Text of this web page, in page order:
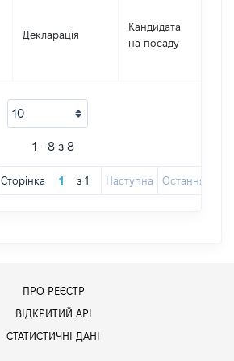
Декларація
Кандидата
на посаду
1 - 8 з 8
Сторінка з 1 Наступна Остання
ПРО РЕЄСТР
ВІДКРИТИЙ АРІ
СТАТИСТИЧНІ ДАНІ